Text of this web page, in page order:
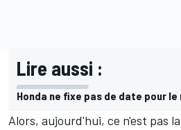
Lire aussi :
Honda ne fixe pas de date pour
Alors, aujourd'hui, ce n'est pas